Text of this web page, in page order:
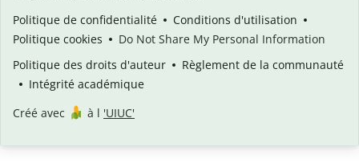
Politique de confidentialité
Conditions d'utilisation
Politique cookies
Do Not Share My Personal Information
Politique des droits d'auteur
Règlement de la communauté
Intégrité académique
Créé avec
à l 'UIUC'